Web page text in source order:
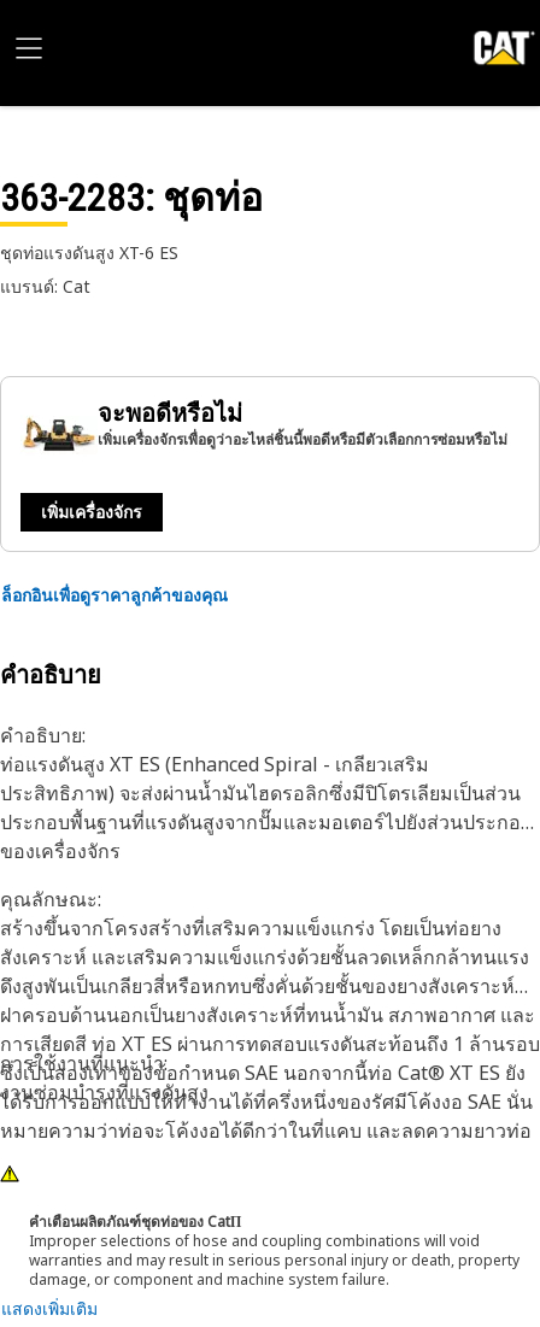
363-2283: ชุดท่อ
ชุดท่อแรงดันสูง XT-6 ES
แบรนด์: Cat
จะพอดีหรือไม่
เพิ่มเครื่องจักรเพื่อดูว่าอะไหล่ชิ้นนี้พอดีหรือมีตัวเลือกการซ่อมหรือไม่
เพิ่มเครื่องจักร
ล็อกอินเพื่อดูราคาลูกค้าของคุณ
คำอธิบาย
คำอธิบาย:
ท่อแรงดันสูง XT ES (Enhanced Spiral - เกลียวเสริม
ประสิทธิภาพ) จะส่งผ่านน้ำมันไฮดรอลิกซึ่งมีปิโตรเลียมเป็นส่วน
ประกอบพื้นฐานที่แรงดันสูงจากปั๊มและมอเตอร์ไปยังส่วนประกอบ
ของเครื่องจักร
คุณลักษณะ:
สร้างขึ้นจากโครงสร้างที่เสริมความแข็งแกร่ง โดยเป็นท่อยาง
สังเคราะห์ และเสริมความแข็งแกร่งด้วยชั้นลวดเหล็กกล้าทนแรง
ดึงสูงพันเป็นเกลียวสี่หรือหกทบซึ่งคั่นด้วยชั้นของยางสังเคราะห์
ฝาครอบด้านนอกเป็นยางสังเคราะห์ที่ทนน้ำมัน สภาพอากาศ และ
การเสียดสี ท่อ XT ES ผ่านการทดสอบแรงดันสะท้อนถึง 1 ล้านรอบ
ซึ่งเป็นสองเท่าของข้อกำหนด SAE นอกจากนี้ท่อ Cat® XT ES ยัง
ได้รับการออกแบบให้ทำงานได้ที่ครึ่งหนึ่งของรัศมีโค้งงอ SAE นั่น
หมายความว่าท่อจะโค้งงอได้ดีกว่าในที่แคบ และลดความยาวท่อ
ที่ต้องการได้อย่างมาก คุณลักษณะเหล่านี้ช่วยให้ทำการติดตั้งได้
ง่ายขึ้น มีอายุการใช้งานยาวนาน และมีความน่าเชื่อถือเป็นเยี่ยม
การใช้งานที่แนะนำ:
งานซ่อมบำรุงที่แรงดันสูง
คำเตือนผลิตภัณฑ์ชุดท่อของ CatΠ
Improper selections of hose and coupling combinations will void
warranties and may result in serious personal injury or death, property
damage, or component and machine system failure.
แสดงเพิ่มเติม